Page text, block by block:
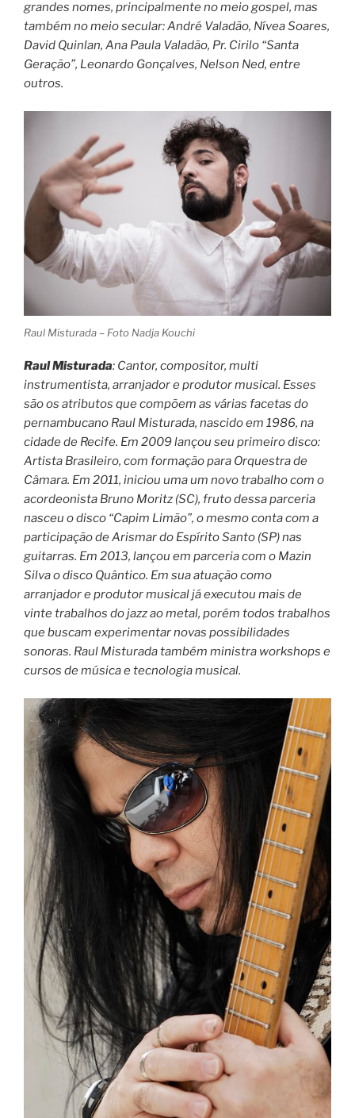
grandes nomes, principalmente no meio gospel, mas
também no meio secular: André Valadão, Nívea Soares,
David Quinlan, Ana Paula Valadão, Pr. Cirilo “Santa
Geração”, Leonardo Gonçalves, Nelson Ned, entre
outros.
Raul Misturada – Foto Nadja Kouchi
Raul Misturada: Cantor, compositor, multi
instrumentista, arranjador e produtor musical. Esses
são os atributos que compõem as várias facetas do
pernambucano Raul Misturada, nascido em 1986, na
cidade de Recife. Em 2009 lançou seu primeiro disco:
Artista Brasileiro, com formação para Orquestra de
Câmara. Em 2011, iniciou uma um novo trabalho com o
acordeonista Bruno Moritz (SC), fruto dessa parceria
nasceu o disco “Capim Limão”, o mesmo conta com a
participação de Arismar do Espírito Santo (SP) nas
guitarras. Em 2013, lançou em parceria com o Mazin
Silva o disco Quântico. Em sua atuação como
arranjador e produtor musical já executou mais de
vinte trabalhos do jazz ao metal, porém todos trabalhos
que buscam experimentar novas possibilidades
sonoras. Raul Misturada também ministra workshops e
cursos de música e tecnologia musical.